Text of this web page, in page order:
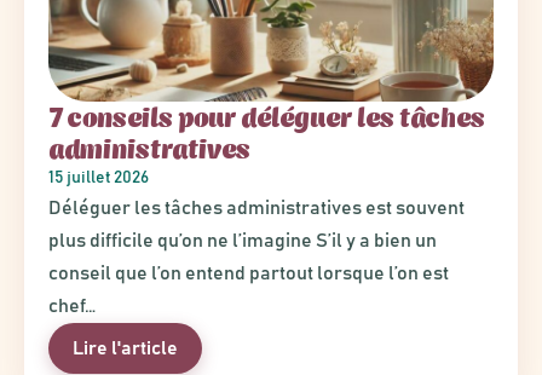
7 conseils pour déléguer les tâches
administratives
15 juillet 2026
Déléguer les tâches administratives est souvent
plus difficile qu’on ne l’imagine S’il y a bien un
conseil que l’on entend partout lorsque l’on est
chef…
Lire l'article